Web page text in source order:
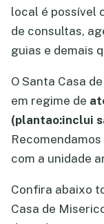
local é possível
de consultas,
guias e demais
O Santa Casa
em regime de
(plantao:inclui
com a unidade
Confira abaixo
Casa de